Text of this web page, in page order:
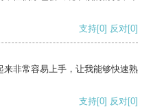
支持[0] 反对[0]
非常容易上手，让我能够快速熟
支持[0] 反对[0]